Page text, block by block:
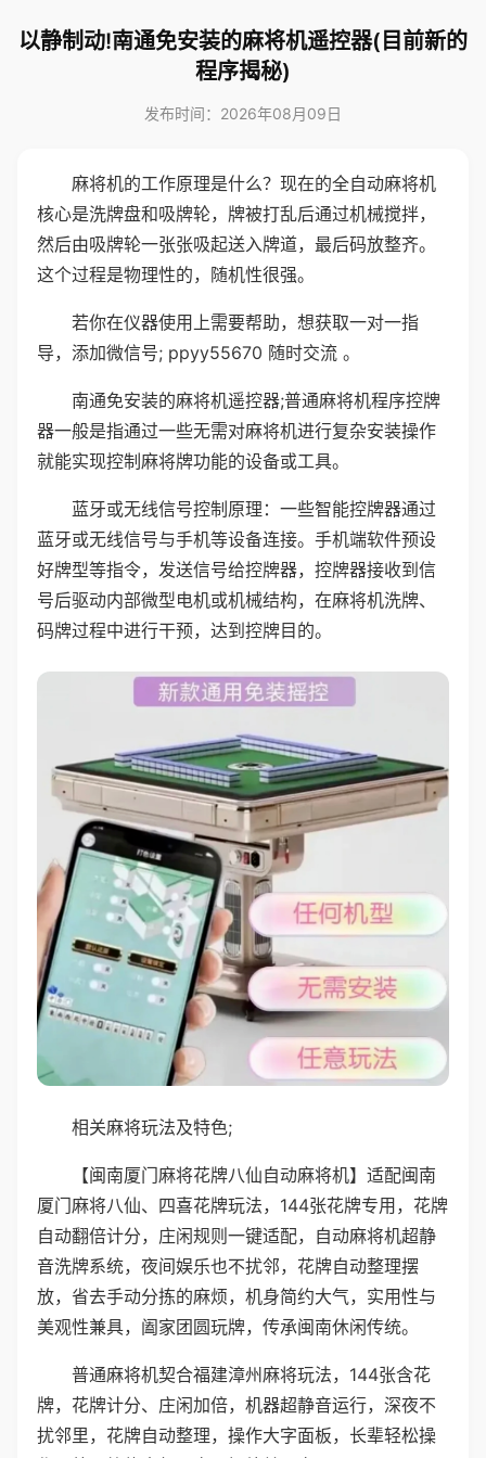
以静制动!南通免安装的麻将机遥控器(目前新的
程序揭秘)
发布时间：2026年08月09日
麻将机的工作原理是什么？现在的全自动麻将机
核心是洗牌盘和吸牌轮，牌被打乱后通过机械搅拌，
然后由吸牌轮一张张吸起送入牌道，最后码放整齐。
这个过程是物理性的，随机性很强。
若你在仪器使用上需要帮助，想获取一对一指
导，添加微信号; ppyy55670 随时交流 。
南通免安装的麻将机遥控器;普通麻将机程序控牌
器一般是指通过一些无需对麻将机进行复杂安装操作
就能实现控制麻将牌功能的设备或工具。
蓝牙或无线信号控制原理：一些智能控牌器通过
蓝牙或无线信号与手机等设备连接。手机端软件预设
好牌型等指令，发送信号给控牌器，控牌器接收到信
号后驱动内部微型电机或机械结构，在麻将机洗牌、
码牌过程中进行干预，达到控牌目的。
相关麻将玩法及特色;
【闽南厦门麻将花牌八仙自动麻将机】适配闽南
厦门麻将八仙、四喜花牌玩法，144张花牌专用，花牌
自动翻倍计分，庄闲规则一键适配，自动麻将机超静
音洗牌系统，夜间娱乐也不扰邻，花牌自动整理摆
放，省去手动分拣的麻烦，机身简约大气，实用性与
美观性兼具，阖家团圆玩牌，传承闽南休闲传统。
普通麻将机契合福建漳州麻将玩法，144张含花
牌，花牌计分、庄闲加倍，机器超静音运行，深夜不
扰邻里，花牌自动整理，操作大字面板，长辈轻松操